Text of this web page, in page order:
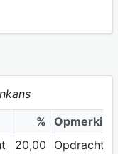
% Opmerking
20,00
Opdracht 3: